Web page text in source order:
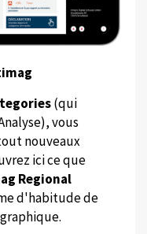
(qui
vous
nouveaux
ici ce que
Regional
d'habitude de